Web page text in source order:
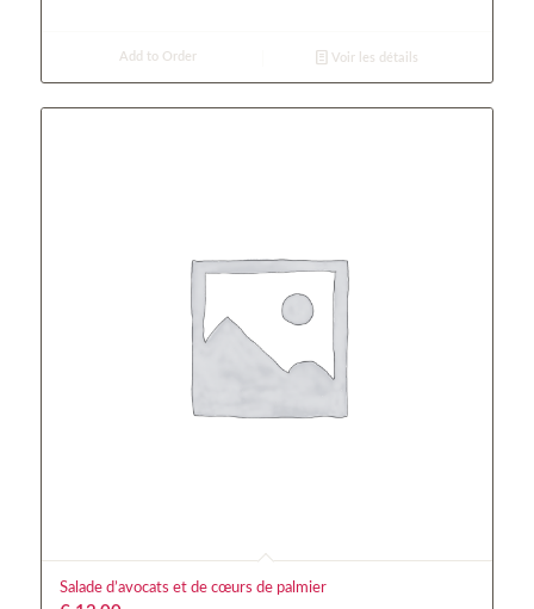
Add to Order Voir les détails
Salade d’avocats et de cœurs de palmier